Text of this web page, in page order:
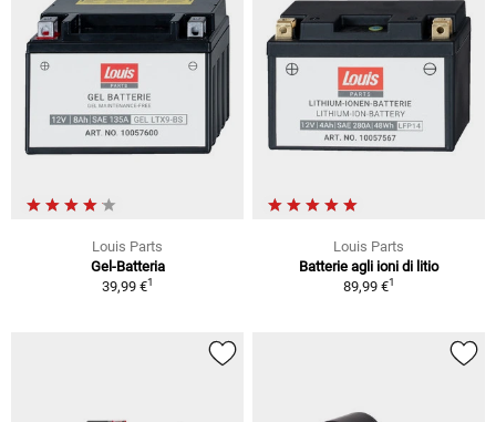
Louis Parts
Gel-Batteria
39,99 €1
Louis Parts
Batterie agli ioni di litio
89,99 €1